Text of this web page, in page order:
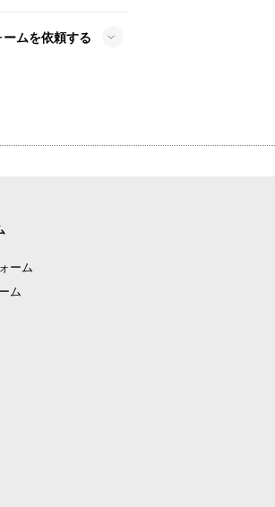
ムを依頼する
ーム
ム